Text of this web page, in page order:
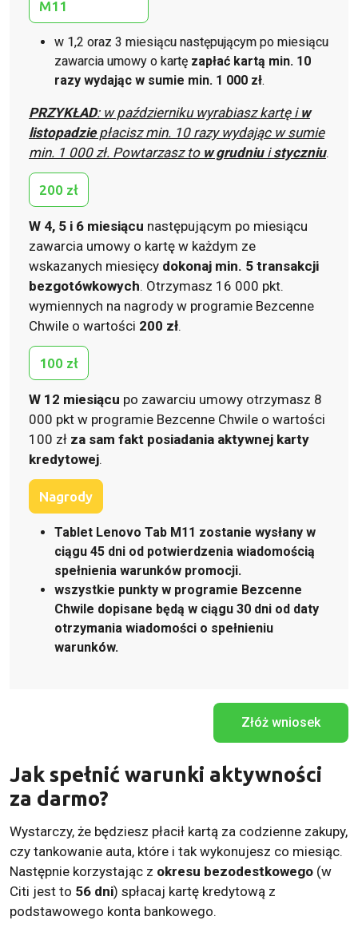
M11
w 1,2 oraz 3 miesiącu następującym po miesiącu
zawarcia umowy o kartę zapłać kartą min. 10
razy wydając w sumie min. 1 000 zł.
PRZYKŁAD: w październiku wyrabiasz kartę i w
listopadziepłacisz min. 10 razy wydając w sumie
min. 1 000 zł. Powtarzasz to w grudniuistyczniu.
200 zł
W 4, 5 i 6 miesiącu następującym po miesiącu
zawarcia umowy o kartę w każdym ze
wskazanych miesięcy dokonaj min. 5 transakcji
bezgotówkowych. Otrzymasz 16 000 pkt.
wymiennych na nagrody w programie Bezcenne
Chwile o wartości 200 zł.
100 zł
W 12 miesiącu po zawarciu umowy otrzymasz 8
000 pkt w programie Bezcenne Chwile o wartości
100 zł za sam fakt posiadania aktywnej karty
kredytowej.
Nagrody
Tablet Lenovo Tab M11 zostanie wysłany w
ciągu 45 dni od potwierdzenia wiadomością
spełnienia warunków promocji.
wszystkie punkty w programie Bezcenne
Chwile dopisane będą w ciągu 30 dni od daty
otrzymania wiadomości o spełnieniu
warunków.
Złóż wniosek
Jak spełnić warunki aktywności
za darmo?
Wystarczy, że będziesz płacił kartą za codzienne zakupy,
czy tankowanie auta, które i tak wykonujesz co miesiąc.
Następnie korzystając z okresu bezodestkowego (w
Citi jest to 56 dni) spłacaj kartę kredytową z
podstawowego konta bankowego.